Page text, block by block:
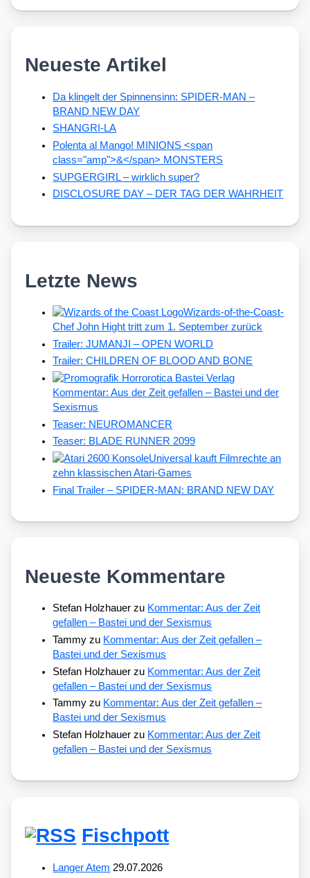
Neueste Artikel
Da klingelt der Spinnensinn: SPIDER-MAN –
BRAND NEW DAY
SHANGRI-LA
Polenta al Mango! MINIONS <span
class="amp">&</span> MONSTERS
SUPGERGIRL – wirklich super?
DISCLOSURE DAY – DER TAG DER WAHRHEIT
Letzte News
Wizards-of-the-Coast-
Chef John Hight tritt zum 1. September zurück
Trailer: JUMANJI – OPEN WORLD
Trailer: CHILDREN OF BLOOD AND BONE
Kommentar: Aus der Zeit gefallen – Bastei und der
Sexismus
Teaser: NEUROMANCER
Teaser: BLADE RUNNER 2099
Universal kauft Filmrechte an
zehn klassischen Atari-Games
Final Trailer – SPIDER-MAN: BRAND NEW DAY
Neueste Kommentare
Stefan Holzhauer zu Kommentar: Aus der Zeit
gefallen – Bastei und der Sexismus
Tammy zu Kommentar: Aus der Zeit gefallen –
Bastei und der Sexismus
Stefan Holzhauer zu Kommentar: Aus der Zeit
gefallen – Bastei und der Sexismus
Tammy zu Kommentar: Aus der Zeit gefallen –
Bastei und der Sexismus
Stefan Holzhauer zu Kommentar: Aus der Zeit
gefallen – Bastei und der Sexismus
Fischpott
Langer Atem 29.07.2026